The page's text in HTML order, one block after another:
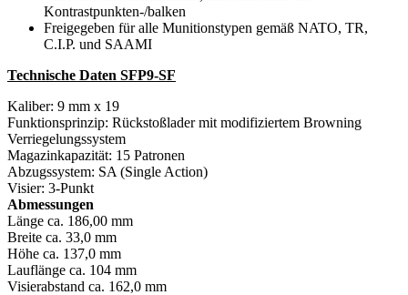
Kontrastpunkten-/balken
Freigegeben für alle Munitionstypen gemäß NATO, TR,
C.I.P. und SAAMI
Technische Daten SFP9-SF
Kaliber: 9 mm x 19
Funktionsprinzip: Rückstoßlader mit modifiziertem Browning
Verriegelungssystem
Magazinkapazität: 15 Patronen
Abzugssystem: SA (Single Action)
Visier: 3-Punkt
Abmessungen
Länge ca. 186,00 mm
Breite ca. 33,0 mm
Höhe ca. 137,0 mm
Lauflänge ca. 104 mm
Visierabstand ca. 162,0 mm